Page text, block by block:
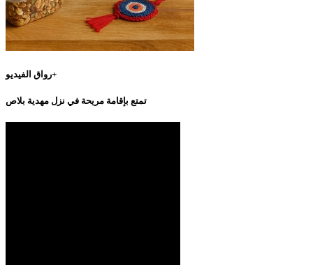
رواق الفيديو+
تمتع بإقامة مريحة في نزل مهدية بلاص